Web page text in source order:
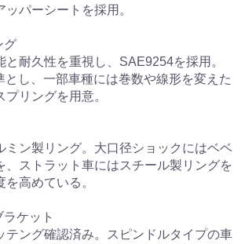
パーシートを採用。
グ
と耐久性を重視し、SAE9254を採用。
し、一部車種には巻数や線形を変えた
リングを用意。
ミン製リング。大口径ショックにはベベ
、ストラット車にはスチール製リングを
高めている。
ケット
テング確認済み。スピンドルタイプの車